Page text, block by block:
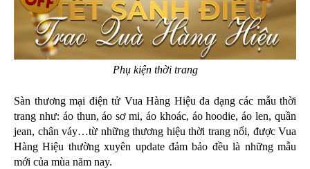
Phụ kiện thời trang
Sàn thương mại điện tử Vua Hàng Hiệu đa dạng các mẫu thời
trang như: áo thun, áo sơ mi, áo khoác, áo hoodie, áo len, quần
jean, chân váy…từ những thương hiệu thời trang nổi, được Vua
Hàng Hiệu thường xuyên update đảm bảo đều là những mẫu
mới của mùa năm nay.